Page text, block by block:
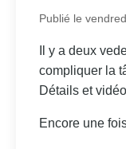
Publié le
Il y a deux
compliquer la
Détails et
Encore une